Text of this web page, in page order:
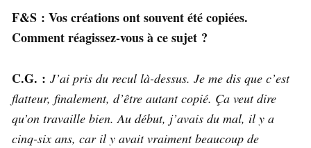
F&S : Vos créations ont souvent été copiées.
Comment réagissez-vous à ce sujet ?
C.G. : J’ai pris du recul là-dessus. Je me dis que c’est
flatteur, finalement, d’être autant copié. Ça veut dire
qu’on travaille bien. Au début, j’avais du mal, il y a
cinq-six ans, car il y avait vraiment beaucoup de